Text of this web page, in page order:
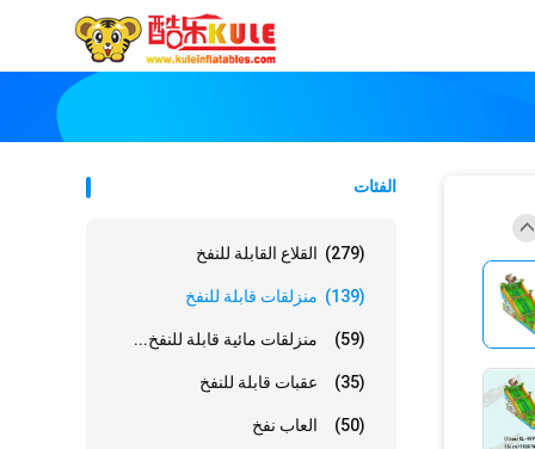
الفئات
القلاع القابلة للنفخ (279)
منزلقات قابلة للنفخ (139)
منزلقات مائية قابلة للنفخ... (59)
عقبات قابلة للنفخ (35)
العاب نفخ (50)